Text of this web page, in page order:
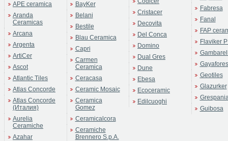
APE ceramica
Aranda
Ceramicas
Arcana
Argenta
ArtiCer
Ascot
Atlantic Tiles
Atlas Concorde
Atlas Concorde
(Италия)
Aurelia
Ceramiche
Azahar
BayKer
Belani
Bestile
Blau Ceramica
Capri
Carmen
Ceramica
Ceracasa
Ceramic Mosaic
Ceramica
Gomez
Ceramicalcora
Ceramiche
Brennero S.p.A.
Cristacer
Decovita
Del Conca
Domino
Dual Gres
Dune
Ebesa
Ecoceramic
Edilcuoghi
Fabresa
Fanal
FAP
Flaviker
Gayafores
Geotiles
Glazurker
Guibosa